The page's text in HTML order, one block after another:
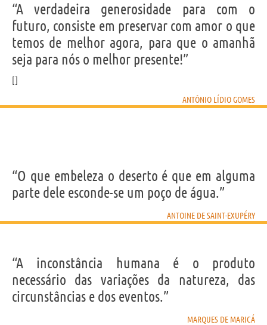
“A verdadeira generosidade para com o
futuro, consiste em preservar com amor o que
temos de melhor agora, para que o amanhã
seja para nós o melhor presente!”
ANTÔNIO LÍDIO GOMES
“O que embeleza o deserto é que em alguma
parte dele esconde-se um poço de água.”
ANTOINE DE SAINT-EXUPÉRY
“A inconstância humana é o produto
necessário das variações da natureza, das
circunstâncias e dos eventos.”
MARQUES DE MARICÁ